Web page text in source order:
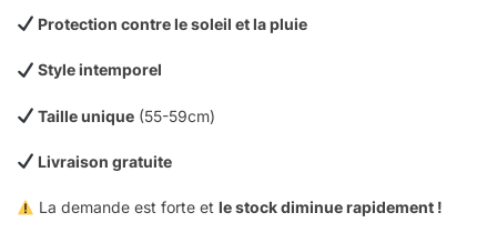
Protection contre le soleil et la pluie
Style intemporel
Taille unique(55-59cm)
Livraison gratuite
La demande est forte et le stock diminue rapidement !